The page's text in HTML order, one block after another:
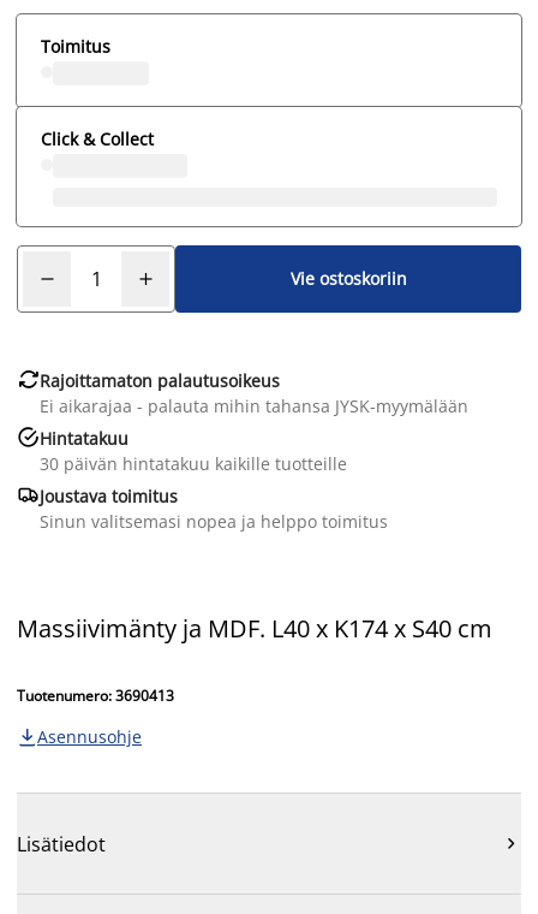
Toimitus
Click & Collect
Vie ostoskoriin
Rajoittamaton palautusoikeus
Ei aikarajaa - palauta mihin tahansa JYSK-myymälään
Hintatakuu
30 päivän hintatakuu kaikille tuotteille
Joustava toimitus
Sinun valitsemasi nopea ja helppo toimitus
Massiivimänty ja MDF. L40 x K174 x S40 cm
Tuotenumero: 3690413
 Asennusohje
Lisätiedot 